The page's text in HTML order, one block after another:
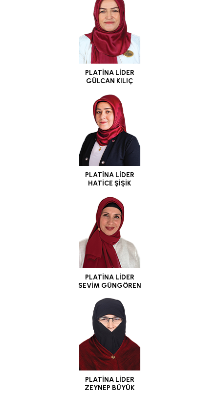
PLATİNA LİDER
GÜLCAN KILIÇ
PLATİNA LİDER
HATİCE ŞİŞİK
PLATİNA LİDER
SEVİM GÜNGÖREN
PLATİNA LİDER
ZEYNEP BÜYÜK